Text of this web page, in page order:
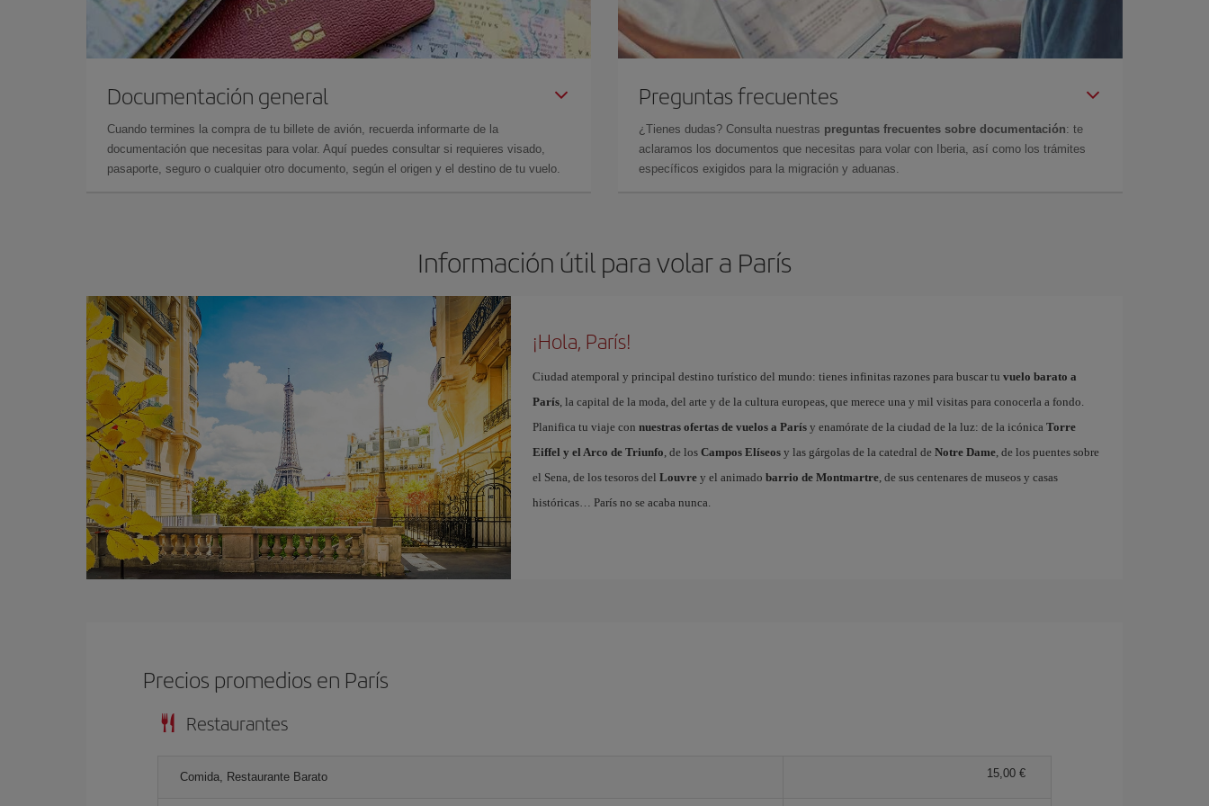
Documentación general
Cuando termines la compra de tu billete de avión, recuerda informarte de la
documentación que necesitas para volar. Aquí puedes consultar si requieres visado,
pasaporte, seguro o cualquier otro documento, según el origen y el destino de tu vuelo.
Preguntas frecuentes
¿Tienes dudas? Consulta nuestras preguntas frecuentes sobre documentación: te
aclaramos los documentos que necesitas para volar con Iberia, así como los trámites
específicos exigidos para la migración y aduanas.
Información útil para volar a París
¡Hola, París!
Ciudad atemporal y principal destino turístico del mundo: tienes infinitas razones para buscar tu vuelo barato a
París, la capital de la moda, del arte y de la cultura europeas, que merece una y mil visitas para conocerla a fondo.
Planifica tu viaje con nuestras ofertas de vuelos a Parísy enamórate de la ciudad de la luz: de la icónica Torre
Eiffel y el Arco de Triunfo, de los Campos Elíseosy las gárgolas de la catedral de Notre Dame, de los puentes sobre
el Sena, de los tesoros del Louvrey el animado barrio de Montmartre, de sus centenares de museos y casas
históricas… París no se acaba nunca.
Precios promedios en París
Restaurantes
Comida, Restaurante Barato 15,00 €